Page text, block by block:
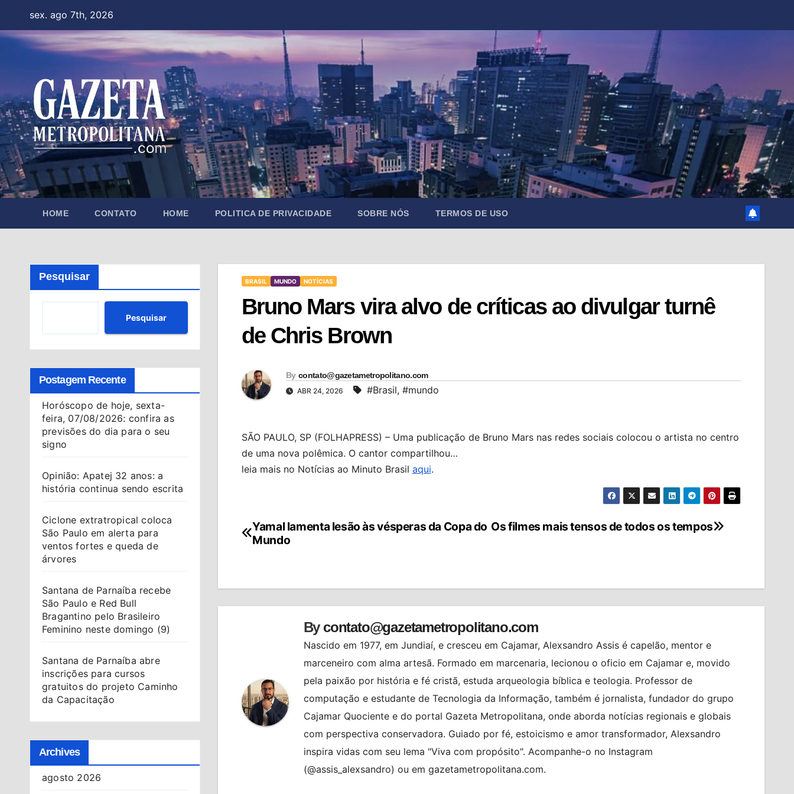
content
sex. ago 7th, 2026
HOME CONTATO HOME POLITICA DE PRIVACIDADE SOBRE NÓS TERMOS DE USO
Pesquisar
Pesquisar
Postagem Recente
Horóscopo de hoje, sexta-
feira, 07/08/2026: confira as
previsões do dia para o seu
signo
Opinião: Apatej 32 anos: a
história continua sendo escrita
Ciclone extratropical coloca
São Paulo em alerta para
ventos fortes e queda de
árvores
Santana de Parnaíba recebe
São Paulo e Red Bull
Bragantino pelo Brasileiro
Feminino neste domingo (9)
Santana de Parnaíba abre
inscrições para cursos
gratuitos do projeto Caminho
da Capacitação
Archives
agosto 2026
BRASIL MUNDO NOTÍCIAS
Bruno Mars vira alvo de críticas ao divulgar turnê
de Chris Brown
By contato@gazetametropolitano.com
ABR 24, 2026 #Brasil, #mundo
SÃO PAULO, SP (FOLHAPRESS) – Uma publicação de Bruno Mars nas redes sociais colocou o artista no centro
de uma nova polêmica. O cantor compartilhou…
leia mais no Notícias ao Minuto Brasil aqui.
Navegação
Os filmes mais tensos de todos os tempos
Yamal lamenta lesão às vésperas da Copa do
Mundo
By contato@gazetametropolitano.com
Nascido em 1977, em Jundiaí, e cresceu em Cajamar, Alexsandro Assis é capelão, mentor e
marceneiro com alma artesã. Formado em marcenaria, lecionou o oficio em Cajamar e, movido
pela paixão por história e fé cristã, estuda arqueologia bíblica e teologia. Professor de
computação e estudante de Tecnologia da Informação, também é jornalista, fundador do grupo
Cajamar Quociente e do portal Gazeta Metropolitana, onde aborda notícias regionais e globais
com perspectiva conservadora. Guiado por fé, estoicismo e amor transformador, Alexsandro
inspira vidas com seu lema "Viva com propósito". Acompanhe-o no Instagram
(@assis_alexsandro) ou em gazetametropolitana.com.